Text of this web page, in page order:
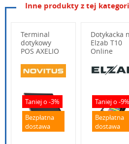
Typ urządzenia Terminal
Model HiStone HK568
Kolorystyka Czarny /
Gwarancja 36 miesięcy
Wpisz poniżej swoje pytanie
Inne produkty z tej
Terminal
dotykowy
POS AXELIO
Windows 11
Taniej o -3%
Bezpłatna
dostawa
Dotykacka
Elzab T10
Online
Taniej o -9%
Bezpłatna
dostawa